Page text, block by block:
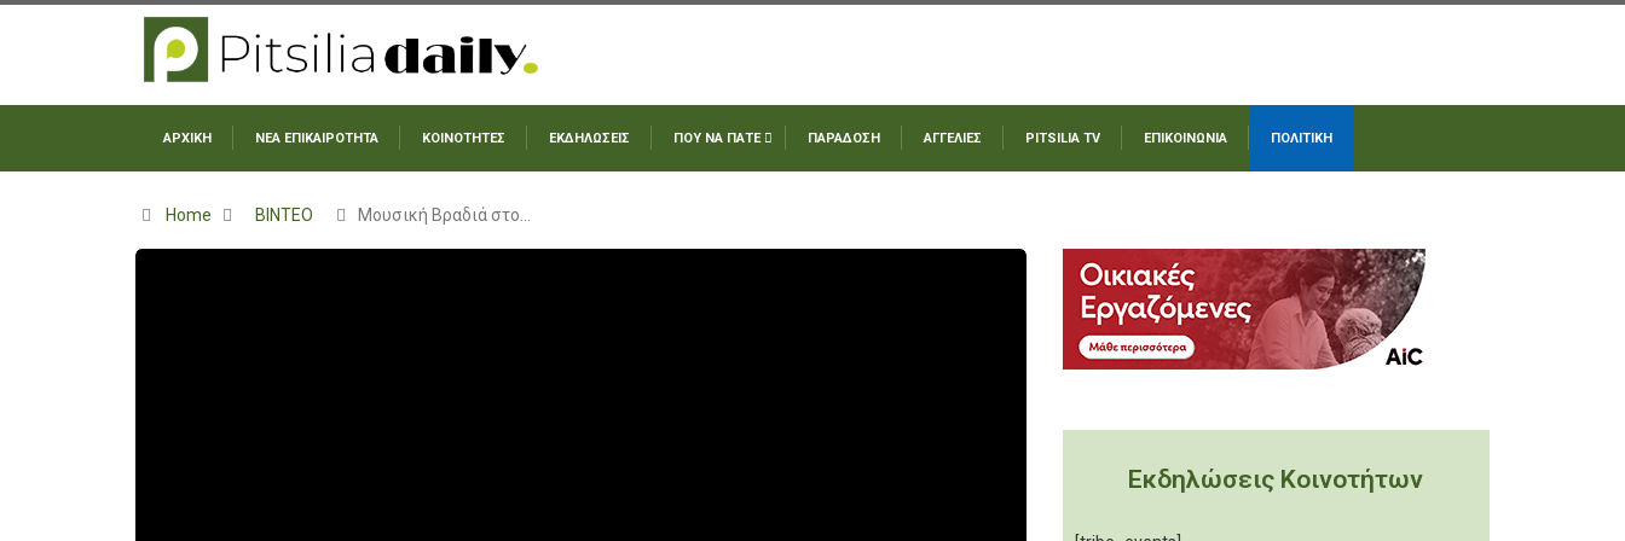
ΑΡΧΙΚΗ ΝΕΑ ΕΠΙΚΑΙΡΟΤΗΤΑ ΚΟΙΝΟΤΗΤΕΣ ΕΚΔΗΛΩΣΕΙΣ ΠΟΥ ΝΑ ΠΑΤΕ ΠΑΡΑΔΟΣΗ ΑΓΓΕΛΙΕΣ PITSILIA TV ΕΠΙΚΟΙΝΩΝΙΑ ΠΟΛΙΤΙΚΗ
Home ΒΙΝΤΕΟ Μουσική Βραδιά στο…
Εκδηλώσεις Κοινοτήτων